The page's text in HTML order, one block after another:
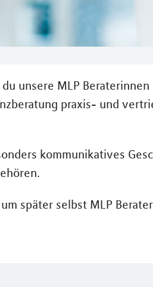
unsere MLP Beraterinnen
praxis- und
kommunikatives
später selbst MLP